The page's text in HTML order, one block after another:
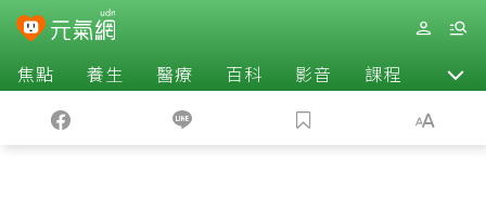
焦點 養生 醫療 百科 影音 課程 退休